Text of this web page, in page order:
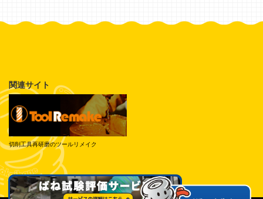
関連サイト
切削工具再研磨のツールリメイク